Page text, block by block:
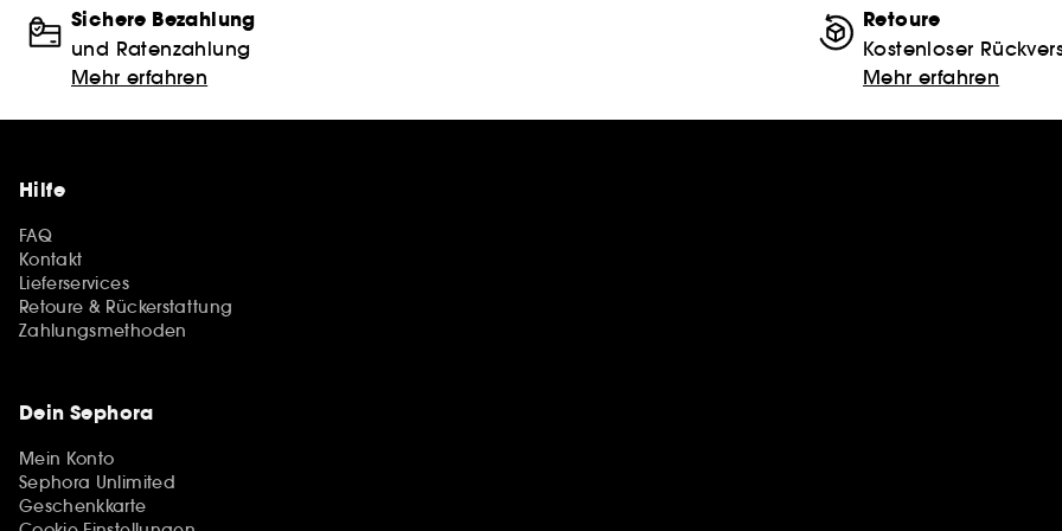
Sichere Bezahlung
und Ratenzahlung
Mehr erfahren
Retoure
Kostenloser
Mehr erfahren
Hilfe
FAQ
Kontakt
Lieferservices
Retoure & Rückerstattung
Zahlungsmethoden
Dein Sephora
Mein Konto
Sephora Unlimited
Geschenkkarte